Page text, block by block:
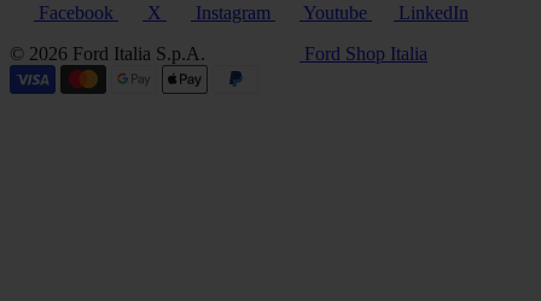
Facebook
X Instagram Youtube
LinkedIn
© 2026 Ford Italia S.p.A.
Ford Shop Italia